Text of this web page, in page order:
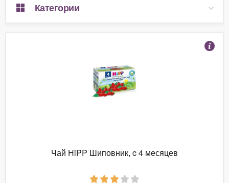
Категории
Чай HiPP Шиповник, c 4 месяцев